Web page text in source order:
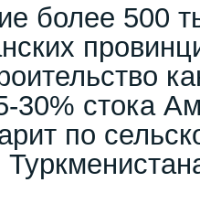
более 500
30% стока
по